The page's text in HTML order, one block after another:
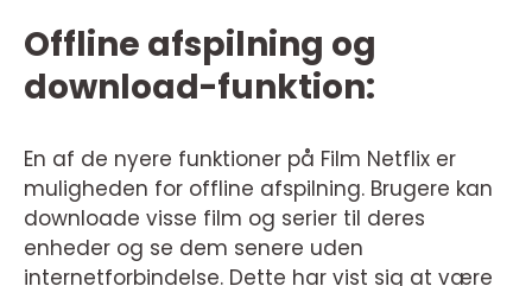
Offline afspilning og
download-funktion:
En af de nyere funktioner på Film Netflix er
muligheden for offline afspilning. Brugere kan
downloade visse film og serier til deres
enheder og se dem senere uden
internetforbindelse. Dette har vist sig at være